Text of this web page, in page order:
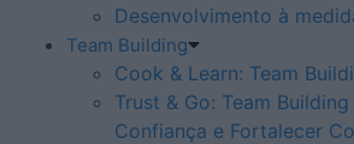
Desenvolvimento à
Team Building
Cook & Learn: Team
Trust & Go: Team
Confiança e Fortalecer